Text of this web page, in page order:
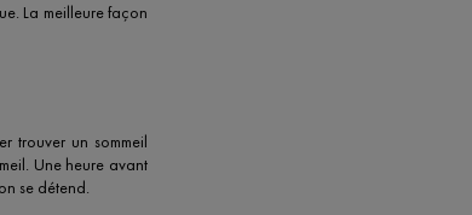
La meilleure façon
trouver un sommeil
Une heure avant
se détend.